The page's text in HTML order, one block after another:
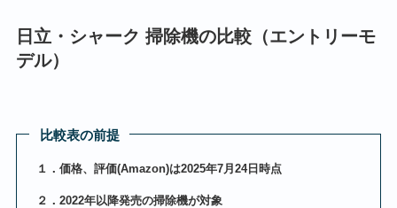
日立・シャーク 掃除機の比較（エントリーモ
デル）
比較表の前提
１．価格、評価(Amazon)は2025年7月24日時点
２．2022年以降発売の掃除機が対象